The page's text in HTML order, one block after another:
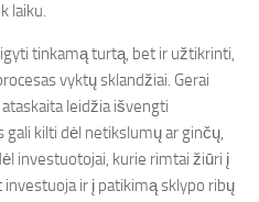
laiku.
tinkamą turtą, bet ir užtikrinti,
vyktų sklandžiai. Gerai
leidžia išvengti
kilti dėl netikslumų ar ginčų,
investuotojai, kurie rimtai žiūri į
ir į patikimą sklypo ribų